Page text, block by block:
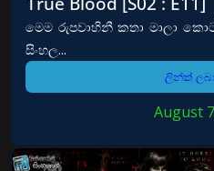
මෙම රුපවාහිනී කතා මාලා
සිංහල...
ලින්ක්
August